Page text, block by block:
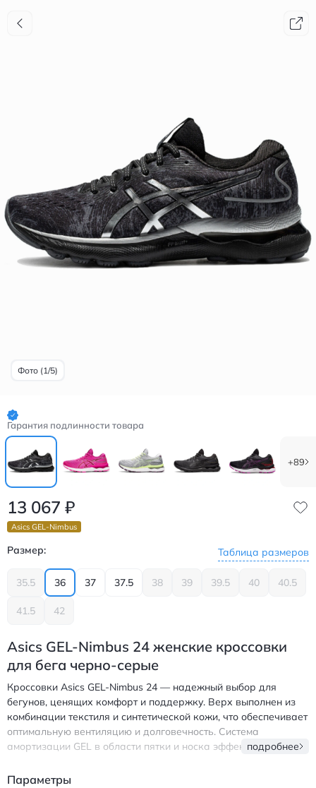
Фото (1/5)
Гарантия подлинности товара
+89
13 067 ₽
Asics GEL-Nimbus
Размер: Таблица размеров
35.5 36 37 37.5 38 39 39.5 40 40.5
41.5 42
Asics GEL-Nimbus 24 женские кроссовки
для бега черно-серые
Кроссовки Asics GEL-Nimbus 24 — надежный выбор для
бегунов, ценящих комфорт и поддержку. Верх выполнен из
комбинации текстиля и синтетической кожи, что обеспечивает
оптимальную вентиляцию и долговечность. Система
амортизации GEL в области пятки и носка эффективно гасит
тренировках. Легкая конструкция позволяет сохранять
подробнее
Параметры